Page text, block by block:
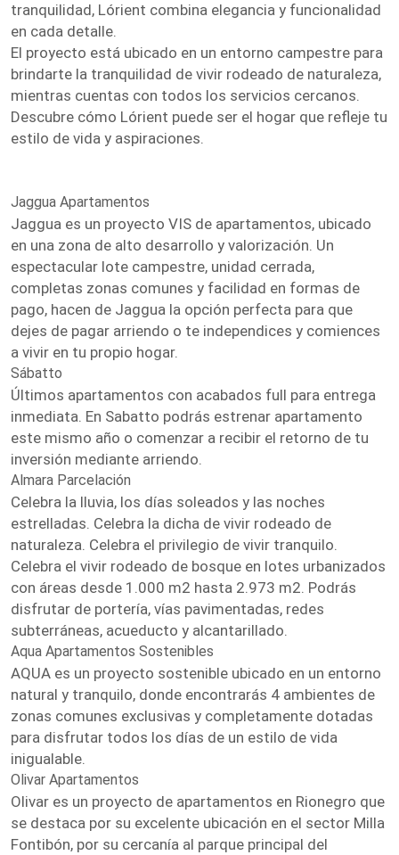
tranquilidad, Lórient combina elegancia y funcionalidad
en cada detalle.
El proyecto está ubicado en un entorno campestre para
brindarte la tranquilidad de vivir rodeado de naturaleza,
mientras cuentas con todos los servicios cercanos.
Descubre cómo Lórient puede ser el hogar que refleje tu
estilo de vida y aspiraciones.
Jaggua Apartamentos
Jaggua es un proyecto VIS de apartamentos, ubicado
en una zona de alto desarrollo y valorización. Un
espectacular lote campestre, unidad cerrada,
completas zonas comunes y facilidad en formas de
pago, hacen de Jaggua la opción perfecta para que
dejes de pagar arriendo o te independices y comiences
a vivir en tu propio hogar.
Sábatto
Últimos apartamentos con acabados full para entrega
inmediata. En Sabatto podrás estrenar apartamento
este mismo año o comenzar a recibir el retorno de tu
inversión mediante arriendo.
Almara Parcelación
Celebra la lluvia, los días soleados y las noches
estrelladas. Celebra la dicha de vivir rodeado de
naturaleza. Celebra el privilegio de vivir tranquilo.
Celebra el vivir rodeado de bosque en lotes urbanizados
con áreas desde 1.000 m2 hasta 2.973 m2. Podrás
disfrutar de portería, vías pavimentadas, redes
subterráneas, acueducto y alcantarillado.
Aqua Apartamentos Sostenibles
AQUA es un proyecto sostenible ubicado en un entorno
natural y tranquilo, donde encontrarás 4 ambientes de
zonas comunes exclusivas y completamente dotadas
para disfrutar todos los días de un estilo de vida
inigualable.
Olivar Apartamentos
Olivar es un proyecto de apartamentos en Rionegro que
se destaca por su excelente ubicación en el sector Milla
Fontibón, por su cercanía al parque principal del